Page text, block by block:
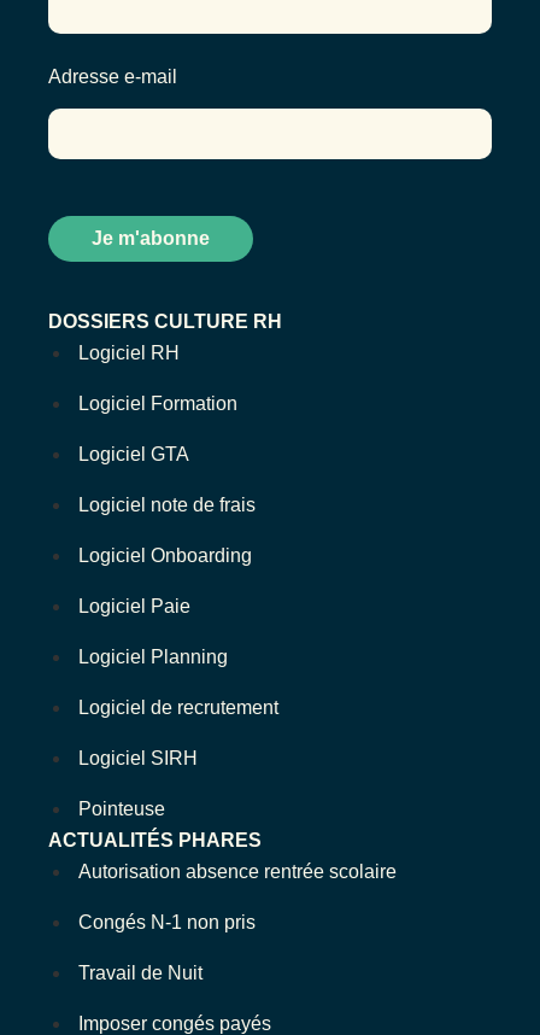
DOSSIERS CULTURE RH
Logiciel RH
Logiciel Formation
Logiciel GTA
Logiciel note de frais
Logiciel Onboarding
Logiciel Paie
Logiciel Planning
Logiciel de recrutement
Logiciel SIRH
Pointeuse
ACTUALITÉS PHARES
Autorisation absence rentrée scolaire
Congés N-1 non pris
Travail de Nuit
Imposer congés payés
Adresse e-mail